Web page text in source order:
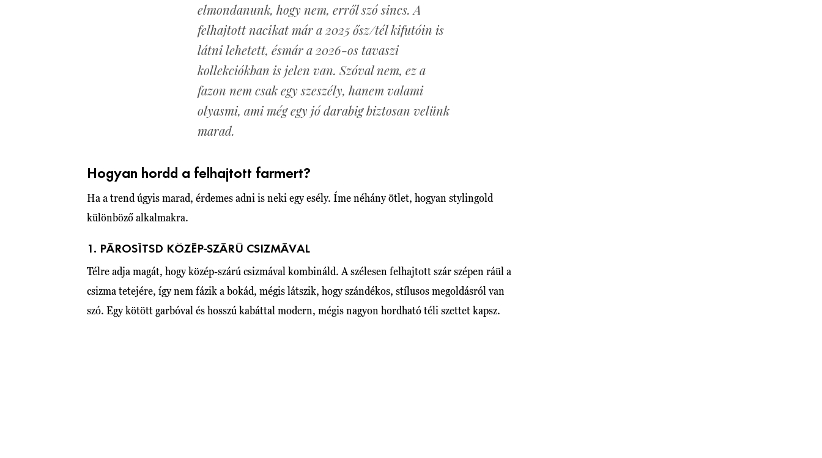
elmondanunk, hogy nem, erről szó sincs. A
felhajtott nacikat már a 2025 ősz/tél kifutóin is
látni lehetett, ésmár a 2026-os tavaszi
kollekciókban is jelen van. Szóval nem, ez a
fazon nem csak egy szeszély, hanem valami
olyasmi, ami még egy jó darabig biztosan velünk
marad.
Hogyan hordd a felhajtott farmert?
Ha a trend úgyis marad, érdemes adni is neki egy esély. Íme néhány ötlet, hogyan stylingold
különböző alkalmakra.
1. PÁROSÍTSD KÖZÉP-SZÁRÚ CSIZMÁVAL
Télre adja magát, hogy közép-szárú csizmával kombináld. A szélesen felhajtott szár szépen ráül a
csizma tetejére, így nem fázik a bokád, mégis látszik, hogy szándékos, stílusos megoldásról van
szó. Egy kötött garbóval és hosszú kabáttal modern, mégis nagyon hordható téli szettet kapsz.